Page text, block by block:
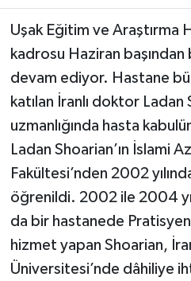
Uşak Eğitim ve Araştırma
kadrosu Haziran
devam ediyor. Hastane
katılan İranlı doktor
uzmanlığında hasta
Ladan Shoarian’ın İslami
Fakültesi’nden 2002
öğrenildi. 2002 ile 2004
da bir hastanede
hizmet yapan Shoarian,
Üniversitesi’nde dâhiliye